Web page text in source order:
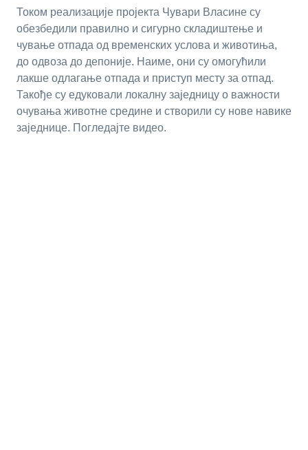
Током реализације пројекта Чувари Власине су
обезбедили правилно и сигурно складиштење и
чување отпада од временских услова и животиња,
до одвоза до депоније. Наиме, они су омогућили
лакше одлагање отпада и приступ месту за отпад.
Такође су едуковали локалну заједницу о важности
очувања животне средине и створили су нове навике
заједнице. Погледајте видео.